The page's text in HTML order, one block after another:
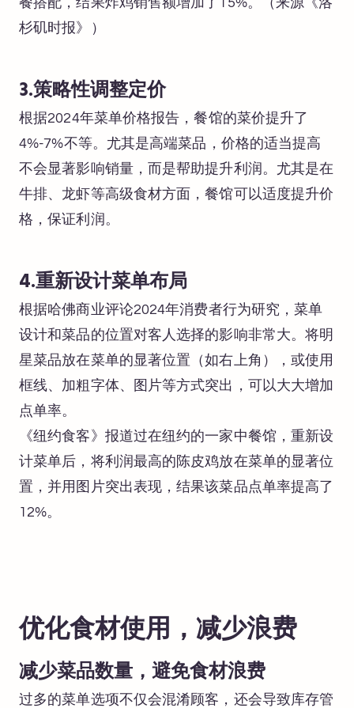
杉矶时报》）
3.策略性调整定价
根据2024年菜单价格报告，餐馆的菜价提升了
4%-7%不等。尤其是高端菜品，价格的适当提高
不会显著影响销量，而是帮助提升利润。尤其是在
牛排、龙虾等高级食材方面，餐馆可以适度提升价
格，保证利润。
4.重新设计菜单布局
根据哈佛商业评论2024年消费者行为研究，菜单
设计和菜品的位置对客人选择的影响非常大。将明
星菜品放在菜单的显著位置（如右上角），或使用
框线、加粗字体、图片等方式突出，可以大大增加
点单率。
《纽约食客》报道过在纽约的一家中餐馆，重新设
计菜单后，将利润最高的陈皮鸡放在菜单的显著位
置，并用图片突出表现，结果该菜品点单率提高了
12%。
优化食材使用，减少浪费
减少菜品数量，避免食材浪费
过多的菜单选项不仅会混淆顾客，还会导致库存管